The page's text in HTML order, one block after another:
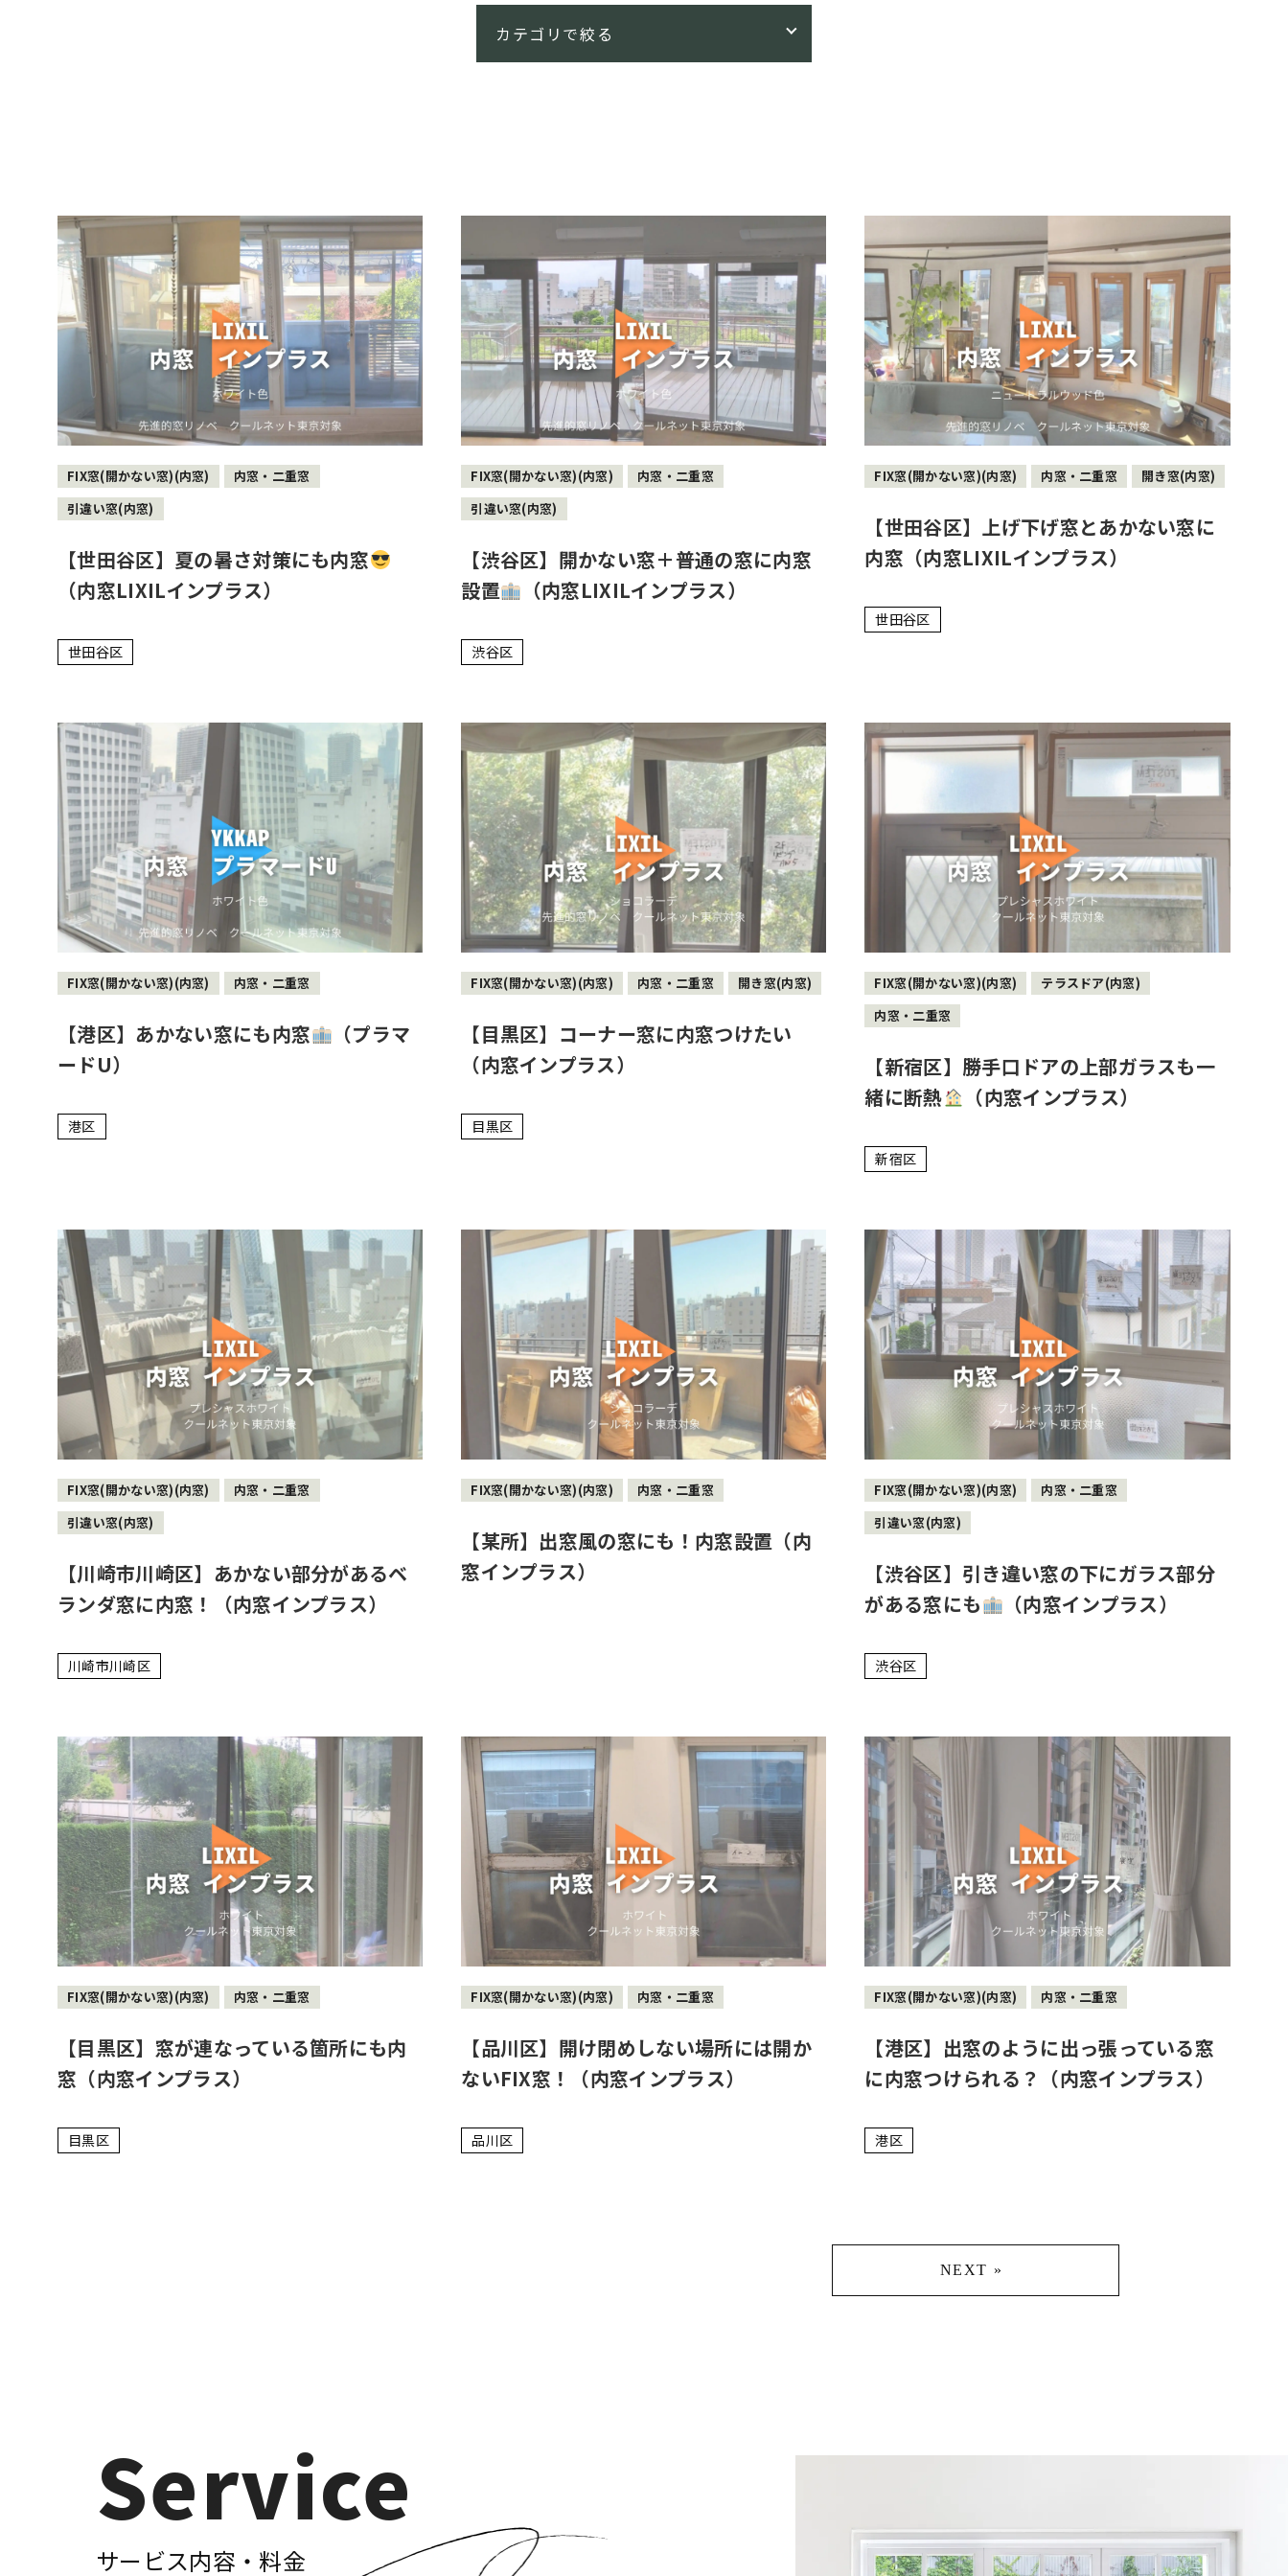
FIX窓(開かない窓)(内窓)
内窓・二重窓
引違い窓(内窓)
【世田谷区】夏の暑さ対策にも内窓
（内窓LIXILインプラス）
世田谷区
FIX窓(開かない窓)(内窓)
内窓・二重窓
引違い窓(内窓)
【渋谷区】開かない窓＋普通の窓に内窓
設置
（内窓LIXILインプラス）
渋谷区
FIX窓(開かない窓)(内窓) 内窓・二重窓 開き窓(内窓)
【世田谷区】上げ下げ窓とあかない窓に
内窓（内窓LIXILインプラス）
世田谷区
FIX窓(開かない窓)(内窓) 内窓・二重窓
【港区】あかない窓にも内窓
（プラマ
ードU）
港区
FIX窓(開かない窓)(内窓) 内窓・二重窓 開き窓(内窓)
【目黒区】コーナー窓に内窓つけたい
（内窓インプラス）
目黒区
FIX窓(開かない窓)(内窓)
テラスドア(内窓)
内窓・二重窓
【新宿区】勝手口ドアの上部ガラスも一
緒に断熱
（内窓インプラス）
新宿区
FIX窓(開かない窓)(内窓)
内窓・二重窓
引違い窓(内窓)
【川崎市川崎区】あかない部分があるベ
ランダ窓に内窓！（内窓インプラス）
川崎市川崎区
FIX窓(開かない窓)(内窓) 内窓・二重窓
【某所】出窓風の窓にも！内窓設置（内
窓インプラス）
FIX窓(開かない窓)(内窓)
内窓・二重窓
引違い窓(内窓)
【渋谷区】引き違い窓の下にガラス部分
がある窓にも
（内窓インプラス）
渋谷区
FIX窓(開かない窓)(内窓) 内窓・二重窓
【目黒区】窓が連なっている箇所にも内
窓（内窓インプラス）
目黒区
FIX窓(開かない窓)(内窓) 内窓・二重窓
【品川区】開け閉めしない場所には開か
ないFIX窓！（内窓インプラス）
品川区
FIX窓(開かない窓)(内窓) 内窓・二重窓
【港区】出窓のように出っ張っている窓
に内窓つけられる？（内窓インプラス）
港区
NEXT »
Service
サービス内容・料金